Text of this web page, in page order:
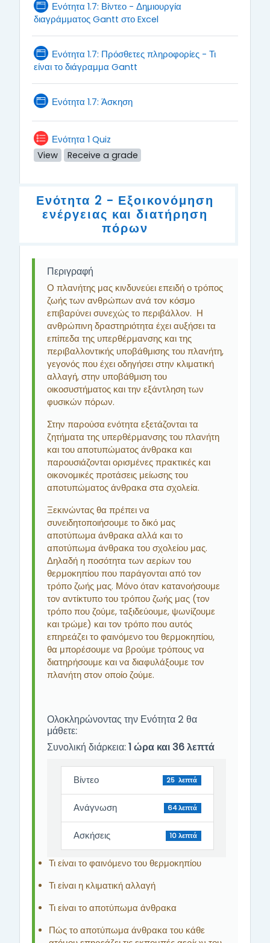
Ενότητα 1.7: Βίντεο - Δημιουργία
διαγράμματος Gantt στο ExcelPage
Ενότητα 1.7: Πρόσθετες πληροφορίες - Τι
είναι το διάγραμμα GanttPage
Ενότητα 1.7: ΆσκησηPage
Ενότητα 1 Quiz
View
Receive a grade
Ενότητα 2 - Εξοικονόμηση
ενέργειας και διατήρηση
πόρων
Περιγραφή
Ο πλανήτης μας κινδυνεύει επειδή ο τρόπος
ζωής των ανθρώπων ανά τον κόσμο
επιβαρύνει συνεχώς το περιβάλλον. Η
ανθρώπινη δραστηριότητα έχει αυξήσει τα
επίπεδα της υπερθέρμανσης και της
περιβαλλοντικής υποβάθμισης του πλανήτη,
γεγονός που έχει οδηγήσει στην κλιματική
αλλαγή, στην υποβάθμιση του
οικοσυστήματος και την εξάντληση των
φυσικών πόρων.
Στην παρούσα ενότητα εξετάζονται τα
ζητήματα της υπερθέρμανσης του πλανήτη
και του αποτυπώματος άνθρακα και
παρουσιάζονται ορισμένες πρακτικές και
οικονομικές προτάσεις μείωσης του
αποτυπώματος άνθρακα στα σχολεία.
Ξεκινώντας θα πρέπει να
συνειδητοποιήσουμε το δικό μας
αποτύπωμα άνθρακα αλλά και το
αποτύπωμα άνθρακα του σχολείου μας.
Δηλαδή η ποσότητα των αερίων του
θερμοκηπίου που παράγονται από τον
τρόπο ζωής μας. Μόνο όταν κατανοήσουμε
τον αντίκτυπο του τρόπου ζωής μας (τον
τρόπο που ζούμε, ταξιδεύουμε, ψωνίζουμε
και τρώμε) και τον τρόπο που αυτός
επηρεάζει το φαινόμενο του θερμοκηπίου,
θα μπορέσουμε να βρούμε τρόπους να
διατηρήσουμε και να διαφυλάξουμε τον
πλανήτη στον οποίο ζούμε.
Ολοκληρώνοντας την Ενότητα 2 θα
μάθετε:
Συνολική διάρκεια:1 ώρα και 36 λεπτά
Βίντεο 25 λεπτά
Ανάγνωση 64 λεπτά
Ασκήσεις 10 λεπτά
Τι είναι το φαινόμενο του θερμοκηπίου
Τι είναι η κλιματική αλλαγή
Τι είναι το αποτύπωμα άνθρακα
Πώς το αποτύπωμα άνθρακα του κάθε